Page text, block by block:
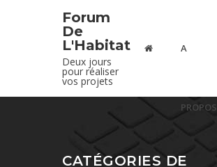
Forum
De
L'Habitat
Deux jours
pour réaliser
vos projets
A
PROPOS
CATÉGORIES DE